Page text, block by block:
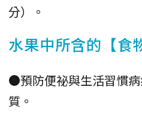
分）。
水果中所含的【食
●預防便祕與生活習慣
質。